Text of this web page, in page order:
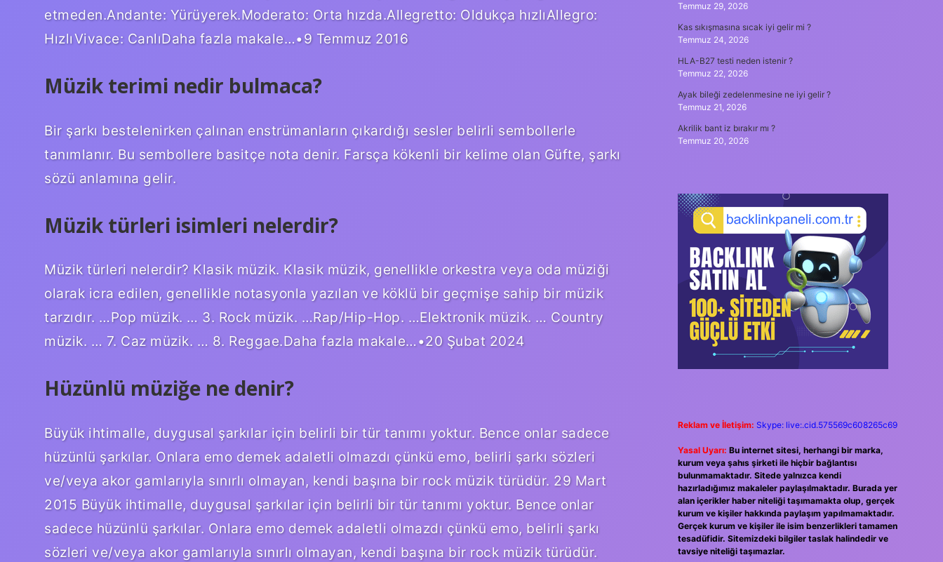
etmeden.Andante: Yürüyerek.Moderato: Orta hızda.Allegretto: Oldukça hızlıAllegro:
HızlıVivace: CanlıDaha fazla makale…•9 Temmuz 2016
Müzik terimi nedir bulmaca?
Bir şarkı bestelenirken çalınan enstrümanların çıkardığı sesler belirli sembollerle
tanımlanır. Bu sembollere basitçe nota denir. Farsça kökenli bir kelime olan Güfte, şarkı
sözü anlamına gelir.
Müzik türleri isimleri nelerdir?
Müzik türleri nelerdir? Klasik müzik. Klasik müzik, genellikle orkestra veya oda müziği
olarak icra edilen, genellikle notasyonla yazılan ve köklü bir geçmişe sahip bir müzik
tarzıdır. …Pop müzik. … 3. Rock müzik. …Rap/Hip-Hop. …Elektronik müzik. … Country
müzik. … 7. Caz müzik. … 8. Reggae.Daha fazla makale…•20 Şubat 2024
Hüzünlü müziğe ne denir?
Büyük ihtimalle, duygusal şarkılar için belirli bir tür tanımı yoktur. Bence onlar sadece
hüzünlü şarkılar. Onlara emo demek adaletli olmazdı çünkü emo, belirli şarkı sözleri
ve/veya akor gamlarıyla sınırlı olmayan, kendi başına bir rock müzik türüdür. 29 Mart
2015 Büyük ihtimalle, duygusal şarkılar için belirli bir tür tanımı yoktur. Bence onlar
sadece hüzünlü şarkılar. Onlara emo demek adaletli olmazdı çünkü emo, belirli şarkı
sözleri ve/veya akor gamlarıyla sınırlı olmayan, kendi başına bir rock müzik türüdür.
Temmuz 29, 2026
Kas sıkışmasına sıcak iyi gelir mi ?
Temmuz 24, 2026
HLA-B27 testi neden istenir ?
Temmuz 22, 2026
Ayak bileği zedelenmesine ne iyi gelir ?
Temmuz 21, 2026
Akrilik bant iz bırakır mı ?
Temmuz 20, 2026
Reklam ve İletişim: Skype: live:.cid.575569c608265c69
Yasal Uyarı: Bu internet sitesi, herhangi bir marka,
kurum veya şahıs şirketi ile hiçbir bağlantısı
bulunmamaktadır. Sitede yalnızca kendi
hazırladığımız makaleler paylaşılmaktadır. Burada yer
alan içerikler haber niteliği taşımamakta olup, gerçek
kurum ve kişiler hakkında paylaşım yapılmamaktadır.
Gerçek kurum ve kişiler ile isim benzerlikleri tamamen
tesadüfidir. Sitemizdeki bilgiler taslak halindedir ve
tavsiye niteliği taşımazlar.